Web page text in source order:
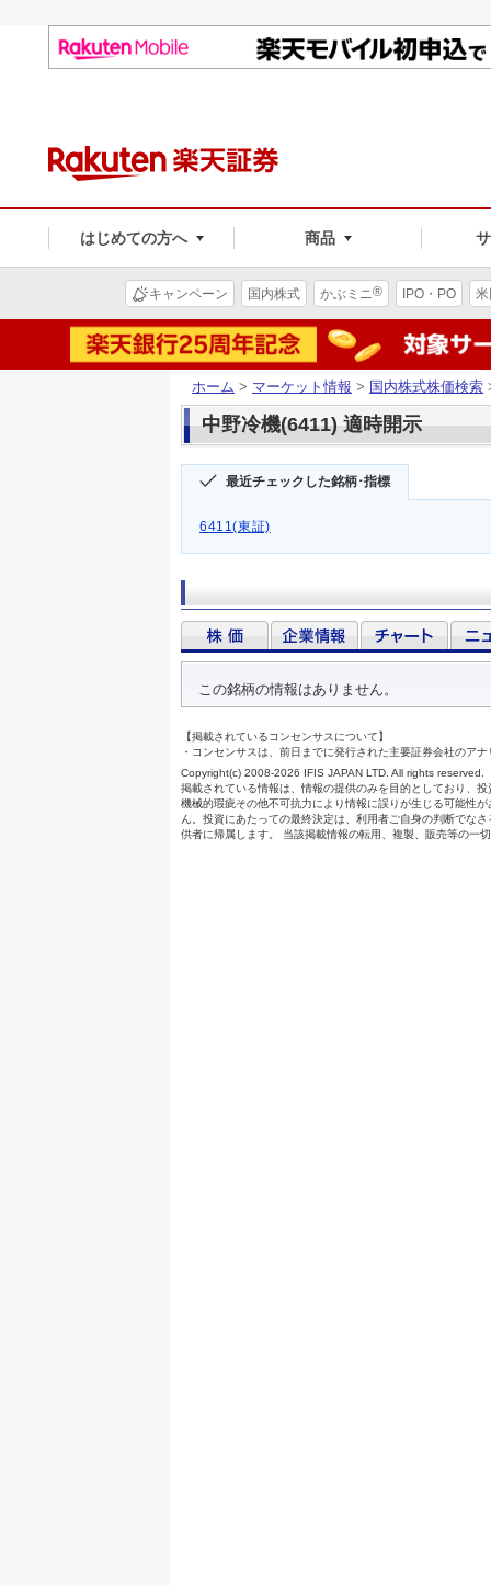
はじめての方へ 商品
キャンペーン 国内株式 かぶミニ® IPO・PO
ホーム > マーケット情報 > 国内株式株価検索
中野冷機(6411) 適時開示
最近チェックした銘柄･指標
6411(東証)